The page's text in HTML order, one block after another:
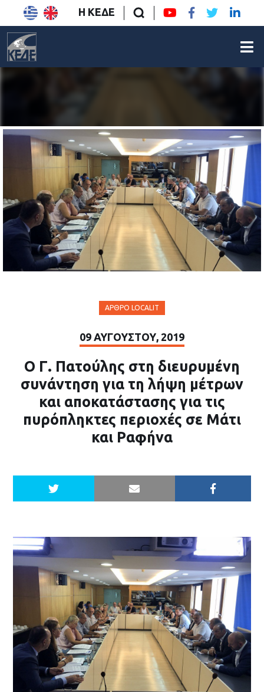
Η ΚΕΔΕ
ΆΡΘΡΟ LOCALIT
09 ΑΥΓΟΎΣΤΟΥ, 2019
Ο Γ. Πατούλης στη διευρυμένη
συνάντηση για τη λήψη μέτρων
και αποκατάστασης για τις
πυρόπληκτες περιοχές σε Μάτι
και Ραφήνα